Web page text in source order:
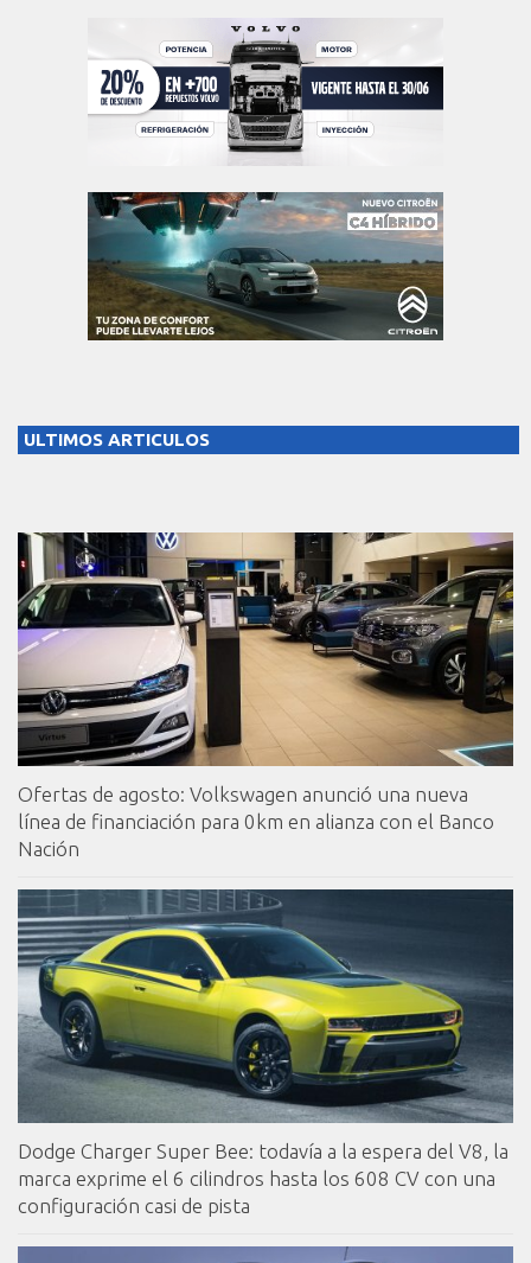
ULTIMOS ARTICULOS
Ofertas de agosto: Volkswagen anunció una nueva
línea de financiación para 0km en alianza con el Banco
Nación
Dodge Charger Super Bee: todavía a la espera del V8, la
marca exprime el 6 cilindros hasta los 608 CV con una
configuración casi de pista